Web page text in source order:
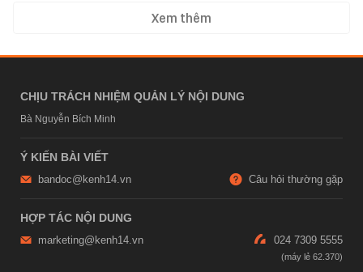
Xem thêm
CHỊU TRÁCH NHIỆM QUẢN LÝ NỘI DUNG
Bà Nguyễn Bích Minh
Ý KIẾN BÀI VIẾT
bandoc@kenh14.vn Câu hỏi thường gặp
HỢP TÁC NỘI DUNG
marketing@kenh14.vn 024 7309 5555